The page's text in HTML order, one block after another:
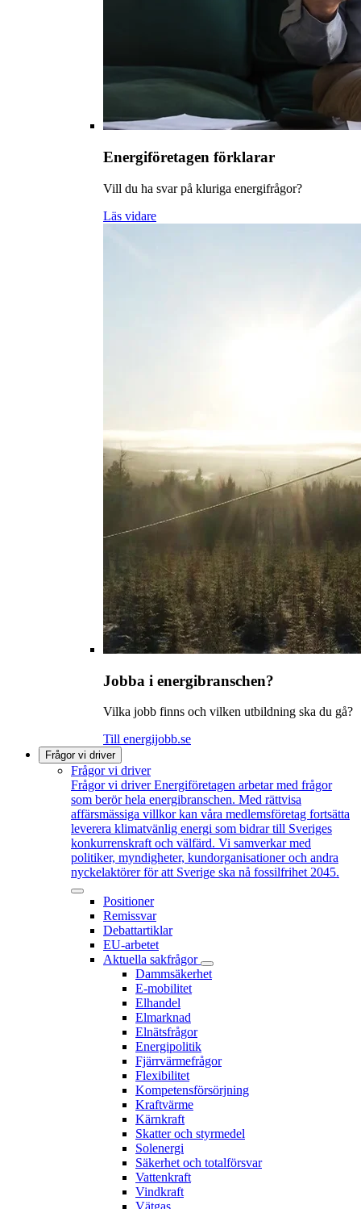
Energiföretagen förklarar
Vill du ha svar på kluriga energifrågor?
Läs vidare
Jobba i energibranschen?
Vilka jobb finns och vilken utbildning ska du gå?
Till energijobb.se
Frågor vi driver
Frågor vi driver
Frågor vi driver Energiföretagen arbetar med frågor
som berör hela energibranschen. Med rättvisa
affärsmässiga villkor kan våra medlemsföretag fortsätta
leverera klimatvänlig energi som bidrar till Sveriges
konkurrenskraft och välfärd. Vi samverkar med
politiker, myndigheter, kundorganisationer och andra
nyckelaktörer för att Sverige ska nå fossilfrihet 2045.
Positioner
Remissvar
Debattartiklar
EU-arbetet
Aktuella sakfrågor
Dammsäkerhet
E-mobilitet
Elhandel
Elmarknad
Elnätsfrågor
Energipolitik
Fjärrvärmefrågor
Flexibilitet
Kompetensförsörjning
Kraftvärme
Kärnkraft
Skatter och styrmedel
Solenergi
Säkerhet och totalförsvar
Vattenkraft
Vindkraft